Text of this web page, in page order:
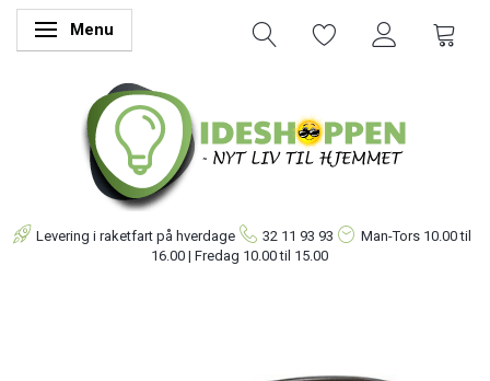
Skifte navigation
Menu
Levering i raketfart på hverdage 32 11 93 93 Man-Tors 10.00 til
16.00 | Fredag 10.00 til 15.00